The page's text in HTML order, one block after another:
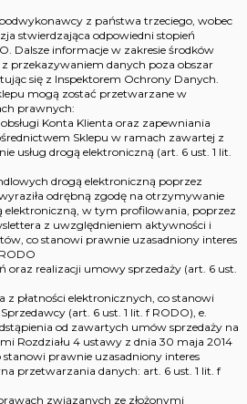
z państwa trzeciego, wobec
stwierdzająca odpowiedni stopień
Dalsze informacje w zakresie środków
przekazywaniem danych poza obszar
się z Inspektorem Ochrony Danych.
mogą zostać przetwarzane w
prawnych:
Konta Klienta oraz zapewniania
Sklepu w ramach zawartej z
usług drogą elektroniczną (art. 6 ust. 1 lit.
drogą elektroniczną poprzez
odrębną zgodę na otrzymywanie
elektroniczną, w tym profilowania, poprzez
z uwzględnieniem aktywności i
co stanowi prawnie uzasadniony interes
realizacji umowy sprzedaży (art. 6 ust.
płatności elektronicznych, co stanowi
(art. 6 ust. 1 lit. f RODO), e.
od zawartych umów sprzedaży na
Rozdziału 4 ustawy z dnia 30 maja 2014
prawnie uzasadniony interes
przetwarzania danych: art. 6 ust. 1 lit. f
związanych ze złożonymi